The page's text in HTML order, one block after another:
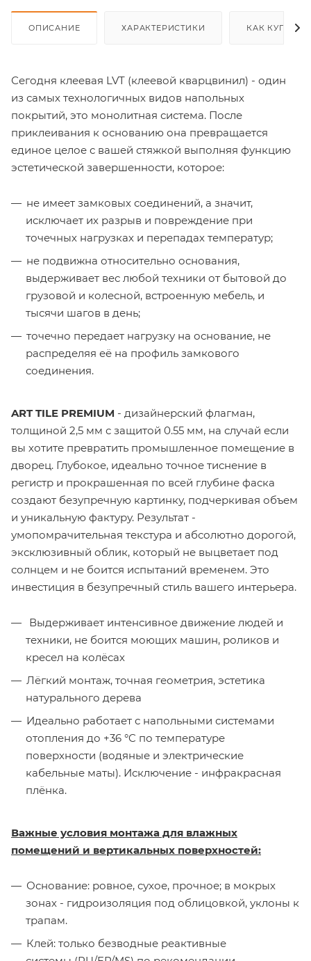
ОПИСАНИЕ ХАРАКТЕРИСТИКИ КАК КУПИТЬ
Сегодня клеевая LVT (клеевой кварцвинил) - один
из самых технологичных видов напольных
покрытий, это монолитная система. После
приклеивания к основанию она превращается
единое целое с вашей стяжкой выполняя функцию
эстетической завершенности, которое:
не имеет замковых соединений, а значит,
исключает их разрыв и повреждение при
точечных нагрузках и перепадах температур;
не подвижна относительно основания,
выдерживает вес любой техники от бытовой до
грузовой и колесной, встроенную мебель, и
тысячи шагов в день;
точечно передает нагрузку на основание, не
распределяя её на профиль замкового
соединения.
ART TILE PREMIUM - дизайнерский флагман,
толщиной 2,5 мм с защитой 0.55 мм, на случай если
вы хотите превратить промышленное помещение в
дворец. Глубокое, идеально точное тиснение в
регистр и прокрашенная по всей глубине фаска
создают безупречную картинку, подчеркивая объем
и уникальную фактуру. Результат -
умопомрачительная текстура и абсолютно дорогой,
эксклюзивный облик, который не выцветает под
солнцем и не боится испытаний временем. Это
инвестиция в безупречный стиль вашего интерьера.
Выдерживает интенсивное движение людей и
техники, не боится моющих машин, роликов и
кресел на колёсах
Лёгкий монтаж, точная геометрия, эстетика
натурального дерева
Идеально работает с напольными системами
отопления до +36 °C по температуре
поверхности (водяные и электрические
кабельные маты). Исключение - инфракрасная
плёнка.
Важные условия монтажа для влажных
помещений и вертикальных поверхностей:
Основание: ровное, сухое, прочное; в мокрых
зонах - гидроизоляция под облицовкой, уклоны к
трапам.
Клей: только безводные реактивные